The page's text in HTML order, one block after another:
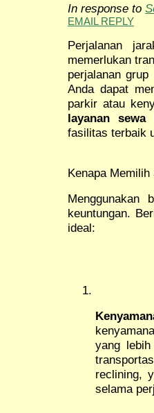
In response to
EMAIL REPLY
Perjalanan
memerlukan
perjalanan
Anda dapat
parkir atau
layanan
fasilitas terbaik
Kenapa
Menggunakan
keuntungan.
ideal:
yang
reclining,
selama